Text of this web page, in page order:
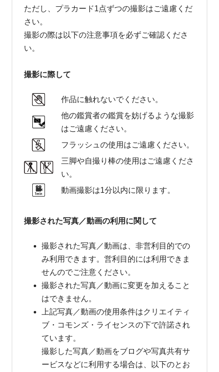
ただし、プラカード1点ずつの撮影はご遠慮くだ
さい。
撮影の際は以下の注意事項を必ずご確認くださ
い。
撮影に際して
作品に触れないでください。
他の鑑賞者の鑑賞を妨げるような撮影
はご遠慮ください。
フラッシュの使用はご遠慮ください。
三脚や自撮り棒の使用はご遠慮くださ
い。
動画撮影は1分以内に限ります。
撮影された写真／動画の利用に関して
撮影された写真／動画は、非営利目的での
み利用できます。営利目的には利用できま
せんのでご注意ください。
撮影された写真／動画に変更を加えること
はできません。
上記写真／動画の使用条件はクリエイティ
ブ・コモンズ・ライセンスの下で許諾され
ています。
撮影した写真／動画をブログや写真共有サ
ービスなどに利用する場合は、以下のとお